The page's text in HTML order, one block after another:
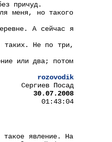
причуд.
меня, но такого
А сейчас я
таких. Не по три,
или два; потом
rozovodik
Сергиев Посад
30.07.2008
01:43:04
явление. На